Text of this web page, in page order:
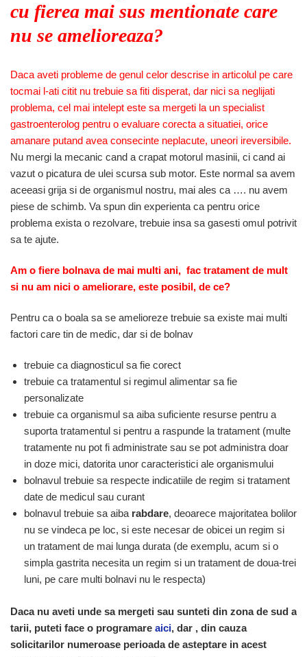
cu fierea mai sus mentionate care
nu se amelioreaza?
Daca aveti probleme de genul celor descrise in articolul pe care
tocmai l-ati citit nu trebuie sa fiti disperat, dar nici sa neglijati
problema, cel mai intelept este sa mergeti la un specialist
gastroenterolog pentru o evaluare corecta a situatiei, orice
amanare putand avea consecinte neplacute, uneori ireversibile.
Nu mergi la mecanic cand a crapat motorul masinii, ci cand ai
vazut o picatura de ulei scursa sub motor. Este normal sa avem
aceeasi grija si de organismul nostru, mai ales ca …. nu avem
piese de schimb. Va spun din experienta ca pentru orice
problema exista o rezolvare, trebuie insa sa gasesti omul potrivit
sa te ajute.
Am o fiere bolnava de mai multi ani, fac tratament de mult
si nu am nici o ameliorare, este posibil, de ce?
Pentru ca o boala sa se amelioreze trebuie sa existe mai multi
factori care tin de medic, dar si de bolnav
trebuie ca diagnosticul sa fie corect
trebuie ca tratamentul si regimul alimentar sa fie
personalizate
trebuie ca organismul sa aiba suficiente resurse pentru a
suporta tratamentul si pentru a raspunde la tratament (multe
tratamente nu pot fi administrate sau se pot administra doar
in doze mici, datorita unor caracteristici ale organismului
bolnavul trebuie sa respecte indicatiile de regim si tratament
date de medicul sau curant
bolnavul trebuie sa aiba rabdare, deoarece majoritatea bolilor
nu se vindeca pe loc, si este necesar de obicei un regim si
un tratament de mai lunga durata (de exemplu, acum si o
simpla gastrita necesita un regim si un tratament de doua-trei
luni, pe care multi bolnavi nu le respecta)
Daca nu aveti unde sa mergeti sau sunteti din zona de sud a
tarii, puteti face o programare aici, dar , din cauza
solicitarilor numeroase perioada de asteptare in acest